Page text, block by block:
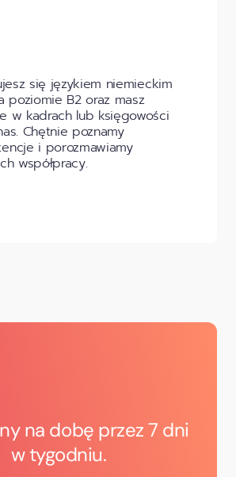
się językiem niemieckim
poziomie B2 oraz masz
w kadrach lub księgowości
Chętnie poznamy
i porozmawiamy
współpracy.
na dobę przez 7 dni
w tygodniu.